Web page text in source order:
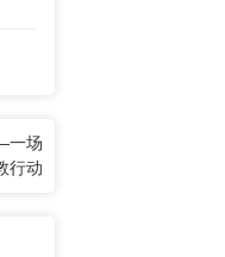
一场
行动